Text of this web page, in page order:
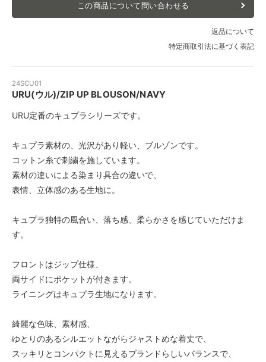
この商品について問い合わせる
返品について
特定商取引法に基づく表記
24SCU01
URU(ウル)/ZIP UP BLOUSON/NAVY
URU定番のキュプラシリーズです。
キュプラ素材の、光沢があり軽い、ブルゾンです。
コットン糸で刺繍を施しています。
素材の違いによる染まり具合の違いで、
表情、立体感のある生地に。
キュプラ独特の風合い、落ち感、柔らかさを感じていただけま
す。
フロントはジップ仕様、
両サイドにポケットが付きます。
ライニングはキュプラ生地になります。
綺麗な色味、素材感、
ゆとりのあるシルエットながらジャストめな着丈で、
スッキリとコンパクトに見えるブランドらしいバランスで、